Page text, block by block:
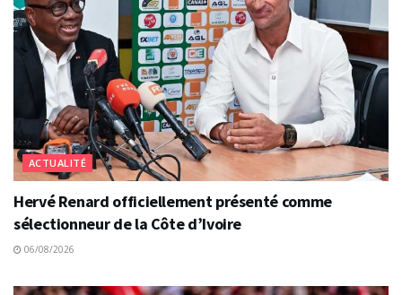
ACTUALITÉ
Hervé Renard officiellement présenté comme
sélectionneur de la Côte d’Ivoire
06/08/2026